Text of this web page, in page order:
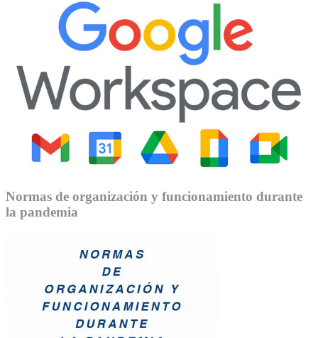
Normas de organización y funcionamiento durante
la pandemia